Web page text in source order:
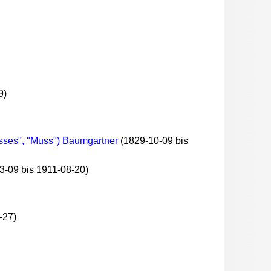
"Muss") Baumgartner (1829-10-09 bis
09 bis 1911-08-20)
27)